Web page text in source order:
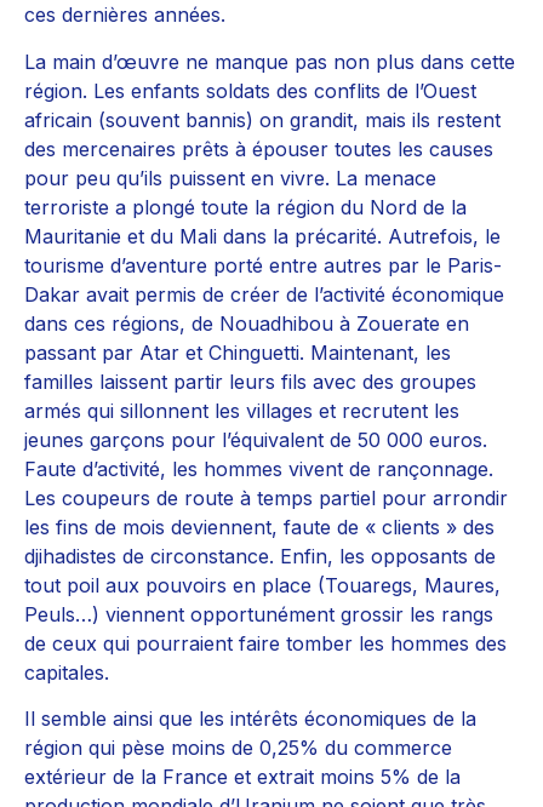
ces dernières années.
La main d’œuvre ne manque pas non plus dans cette
région. Les enfants soldats des conflits de l’Ouest
africain (souvent bannis) on grandit, mais ils restent
des mercenaires prêts à épouser toutes les causes
pour peu qu’ils puissent en vivre. La menace
terroriste a plongé toute la région du Nord de la
Mauritanie et du Mali dans la précarité. Autrefois, le
tourisme d’aventure porté entre autres par le Paris-
Dakar avait permis de créer de l’activité économique
dans ces régions, de Nouadhibou à Zouerate en
passant par Atar et Chinguetti. Maintenant, les
familles laissent partir leurs fils avec des groupes
armés qui sillonnent les villages et recrutent les
jeunes garçons pour l’équivalent de 50 000 euros.
Faute d’activité, les hommes vivent de rançonnage.
Les coupeurs de route à temps partiel pour arrondir
les fins de mois deviennent, faute de « clients » des
djihadistes de circonstance. Enfin, les opposants de
tout poil aux pouvoirs en place (Touaregs, Maures,
Peuls…) viennent opportunément grossir les rangs
de ceux qui pourraient faire tomber les hommes des
capitales.
Il semble ainsi que les intérêts économiques de la
région qui pèse moins de 0,25% du commerce
extérieur de la France et extrait moins 5% de la